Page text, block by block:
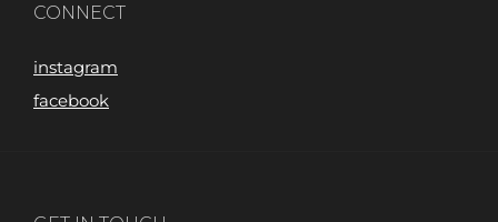
CONNECT
instagram
facebook